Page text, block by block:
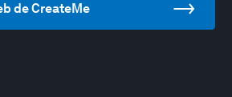
de CreateMe